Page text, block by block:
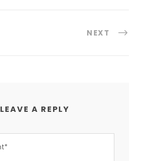
NEXT
LEAVE A REPLY